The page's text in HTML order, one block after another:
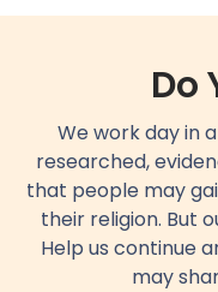
Do
We work day in
researched,
that people may
their religion. But
Help us continue
may